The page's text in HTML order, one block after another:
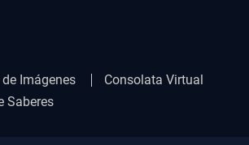
Imágenes
Consolata Virtual
Saberes